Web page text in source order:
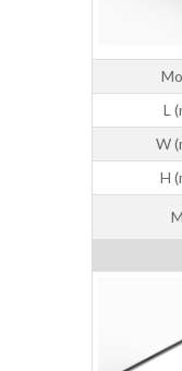
L
W
H